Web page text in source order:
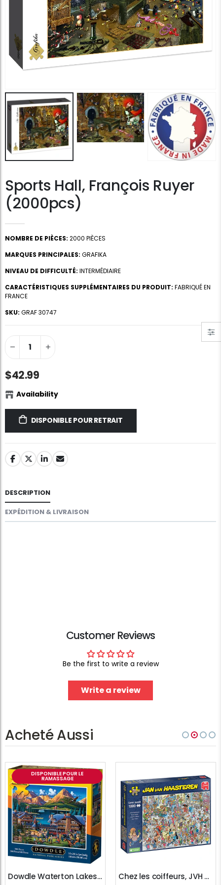
Sports Hall, François Ruyer
(2000pcs)
NOMBRE DE PIÈCES: 2000 PIÈCES
MARQUES PRINCIPALES: GRAFIKA
NIVEAU DE DIFFICULTÉ: INTERMÉDIAIRE
CARACTÉRISTIQUES SUPPLÉMENTAIRES DU PRODUIT: FABRIQUÉ EN
FRANCE
SKU: GRAF 30747
$42.99
Availability
DISPONIBLE POUR RETRAIT
DESCRIPTION
EXPÉDITION & LIVRAISON
$10.99
$11.99
Customer Reviews
Be the first to write a review
Write a review
Acheté Aussi
DISPONIBLE POUR LE
RAMASSAGE
Dowdle Waterton Lakes (500pcs) Chez les coiffeurs, JVH (1000pcs)